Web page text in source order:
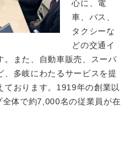
心に、電
車、バス、
タクシーな
どの交通イ
。また、自動車販売、スーパ
、多岐にわたるサービスを提
ております。1919年の創業以
体で約7,000名の従業員が在